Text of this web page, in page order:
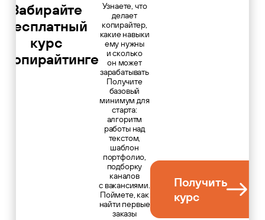
Забирайте
бесплатный
курс
копирайтинге
Узнаете, что
делает
копирайтер,
какие навыки
ему нужны
и сколько
он может
зарабатывать
Получите
базовый
минимум для
старта:
алгоритм
работы над
текстом,
шаблон
портфолио,
подборку
каналов
с вакансиями.
Поймете, как
найти первые
заказы
Получить
курс